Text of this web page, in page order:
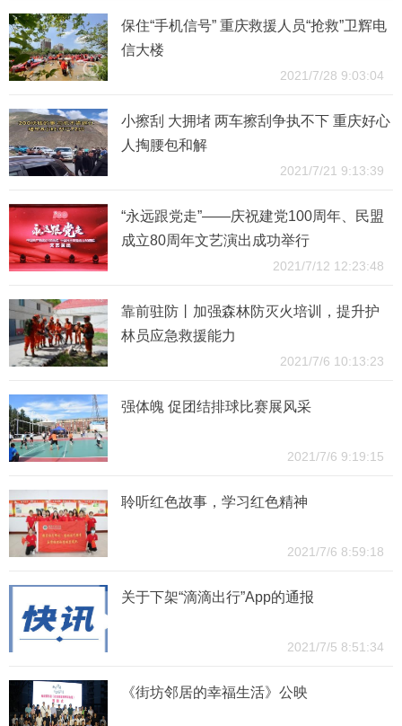
保住“手机信号” 重庆救援人员“抢救”卫辉电
信大楼
2021/7/28 9:03:04
小擦刮 大拥堵 两车擦刮争执不下 重庆好心
人掏腰包和解
2021/7/21 9:13:39
“永远跟党走”——庆祝建党100周年、民盟
成立80周年文艺演出成功举行
2021/7/12 12:23:48
靠前驻防丨加强森林防灭火培训，提升护
林员应急救援能力
2021/7/6 10:13:23
强体魄 促团结排球比赛展风采
2021/7/6 9:19:15
聆听红色故事，学习红色精神
2021/7/6 8:59:18
关于下架“滴滴出行”App的通报
2021/7/5 8:51:34
《街坊邻居的幸福生活》公映